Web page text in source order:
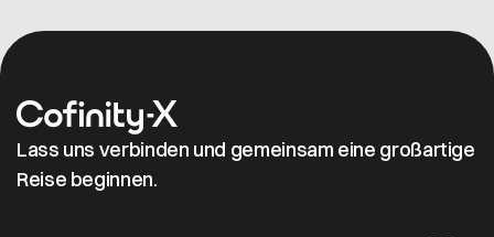
Lass uns verbinden und gemeinsam eine großartige
Reise beginnen.